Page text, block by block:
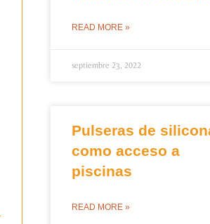
READ MORE »
septiembre 23, 2022
Pulseras de
como acceso a
piscinas
READ MORE »